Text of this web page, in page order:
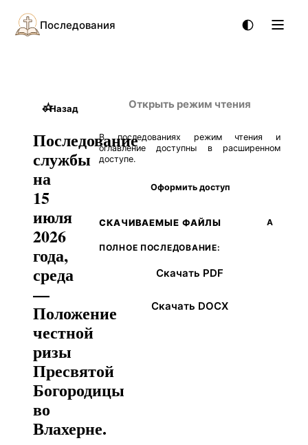
Последования
←Назад
☆
Последование
службы
на
15
июля
2026
года,
среда
—
Положение
честной
ризы
Пресвятой
Богородицы
во
Влахерне.
Открыть режим чтения
В последованиях режим чтения и
оглавление доступны в расширенном
доступе.
Оформить доступ
СКАЧИВАЕМЫЕ ФАЙЛЫ А
ПОЛНОЕ ПОСЛЕДОВАНИЕ:
Скачать PDF
Скачать DOCX